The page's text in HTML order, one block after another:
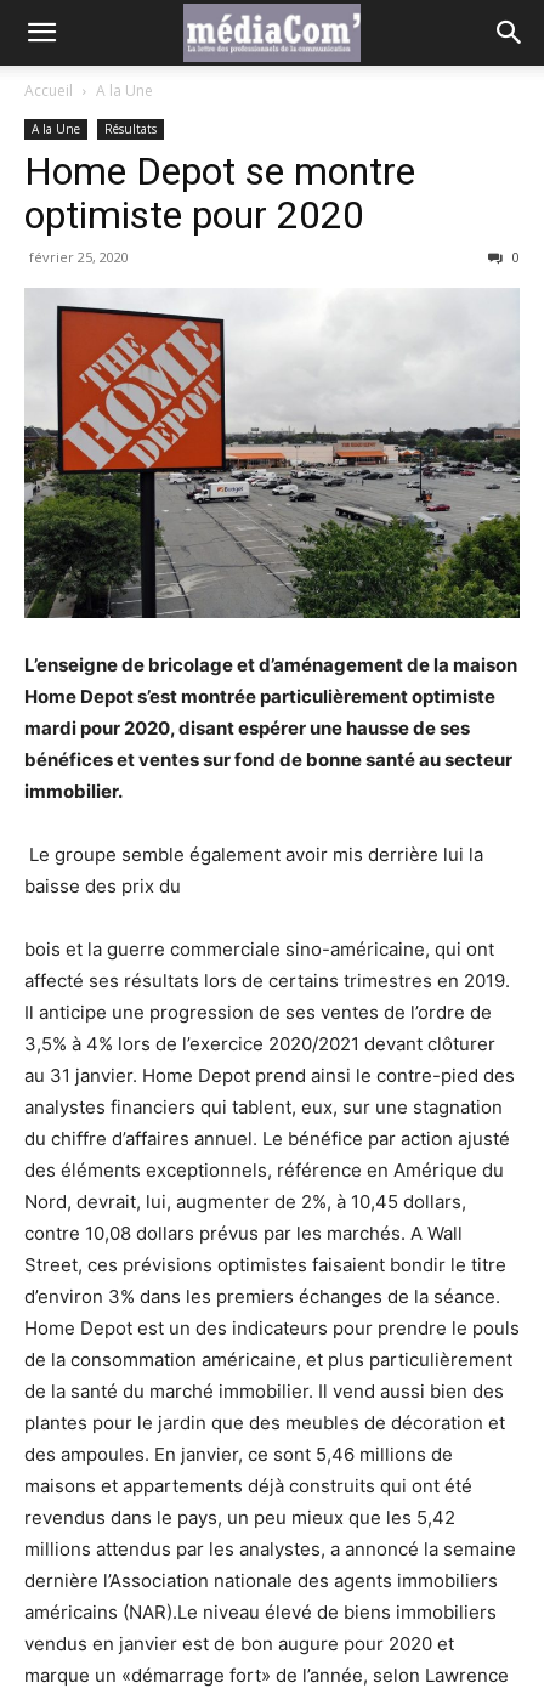
Accueil A la Une
A la Une Résultats
Home Depot se montre
optimiste pour 2020
février 25, 2020 0
L’enseigne de bricolage et d’aménagement de la maison
Home Depot s’est montrée particulièrement optimiste
mardi pour 2020, disant espérer une hausse de ses
bénéfices et ventes sur fond de bonne santé au secteur
immobilier.
Le groupe semble également avoir mis derrière lui la
baisse des prix du
bois et la guerre commerciale sino-américaine, qui ont
affecté ses résultats lors de certains trimestres en 2019.
Il anticipe une progression de ses ventes de l’ordre de
3,5% à 4% lors de l’exercice 2020/2021 devant clôturer
au 31 janvier. Home Depot prend ainsi le contre-pied des
analystes financiers qui tablent, eux, sur une stagnation
du chiffre d’affaires annuel. Le bénéfice par action ajusté
des éléments exceptionnels, référence en Amérique du
Nord, devrait, lui, augmenter de 2%, à 10,45 dollars,
contre 10,08 dollars prévus par les marchés. A Wall
Street, ces prévisions optimistes faisaient bondir le titre
d’environ 3% dans les premiers échanges de la séance.
Home Depot est un des indicateurs pour prendre le pouls
de la consommation américaine, et plus particulièrement
de la santé du marché immobilier. Il vend aussi bien des
plantes pour le jardin que des meubles de décoration et
des ampoules. En janvier, ce sont 5,46 millions de
maisons et appartements déjà construits qui ont été
revendus dans le pays, un peu mieux que les 5,42
millions attendus par les analystes, a annoncé la semaine
dernière l’Association nationale des agents immobiliers
américains (NAR).Le niveau élevé de biens immobiliers
vendus en janvier est de bon augure pour 2020 et
marque un «démarrage fort» de l’année, selon Lawrence